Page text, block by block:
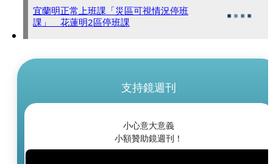
宜蘭明正常上班課「災區可視情況停班
課」 花蓮明2區停班課
支持鏡週刊
小心意大意義
小額贊助鏡週刊！